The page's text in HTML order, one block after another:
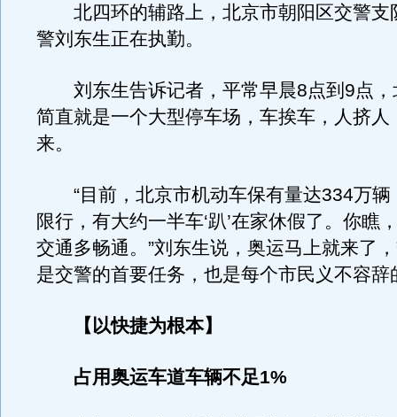
北四环的辅路上，北京市朝阳区交警支
警刘东生正在执勤。
刘东生告诉记者，平常早晨8点到9点，
简直就是一个大型停车场，车挨车，人挤人
来。
“目前，北京市机动车保有量达334万辆
限行，有大约一半车‘趴’在家休假了。你瞧
交通多畅通。”刘东生说，奥运马上就来了
是交警的首要任务，也是每个市民义不容辞
【以快捷为根本】
占用奥运车道车辆不足1%